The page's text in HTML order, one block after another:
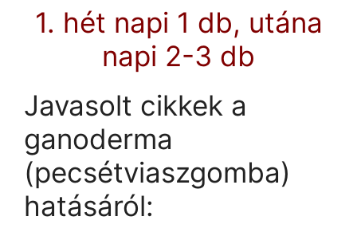
1. hét napi 1 db, utána
napi 2-3 db
Javasolt cikkek a
ganoderma
(pecsétviaszgomba)
hatásáról: